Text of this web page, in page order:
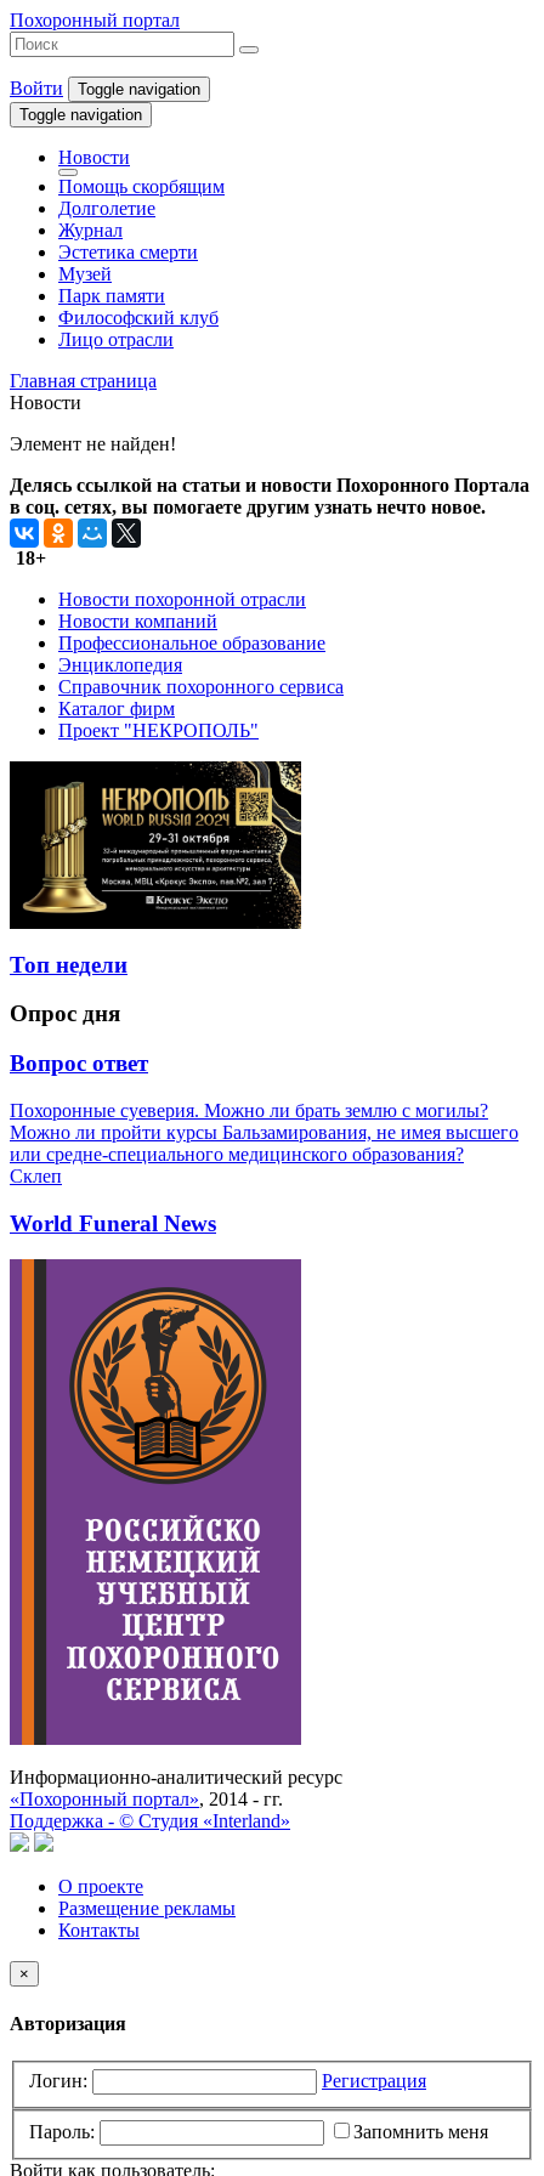
Похоронный портал
Войти
Toggle navigation
Toggle navigation
Новости
Помощь скорбящим
Долголетие
Журнал
Эстетика смерти
Музей
Парк памяти
Философский клуб
Лицо отрасли
Главная страница
Новости
Элемент не найден!
Делясь ссылкой на статьи и новости Похоронного Портала
в соц. сетях, вы помогаете другим узнать нечто новое.
18+
Новости похоронной отрасли
Новости компаний
Профессиональное образование
Энциклопедия
Справочник похоронного сервиса
Каталог фирм
Проект "НЕКРОПОЛЬ"
Топ недели
Опрос дня
Вопрос ответ
Похоронные суеверия. Можно ли брать землю с могилы?
Можно ли пройти курсы Бальзамирования, не имея высшего
или средне-специального медицинского образования?
Склеп
World Funeral News
Информационно-аналитический ресурс
«Похоронный портал», 2014 - гг.
Поддержка - © Cтудия «Interland»
О проекте
Размещение рекламы
Контакты
×
Авторизация
Логин: Регистрация
Пароль:
Запомнить меня
Войти как пользователь: